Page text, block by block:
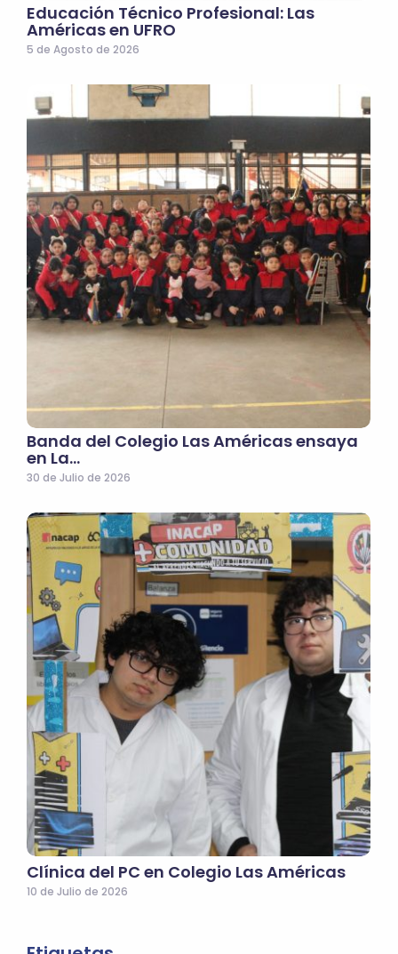
Educación Técnico Profesional: Las
Américas en UFRO
5 de Agosto de 2026
Banda del Colegio Las Américas ensaya
en La…
30 de Julio de 2026
Clínica del PC en Colegio Las Américas
10 de Julio de 2026